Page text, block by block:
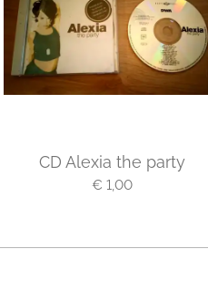
CD Alexia the party
€ 1,00